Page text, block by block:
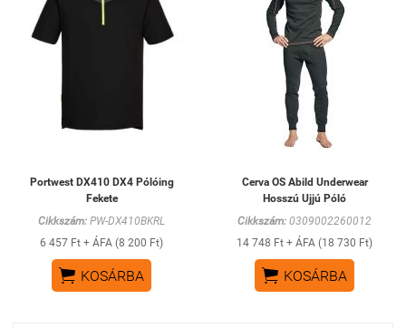
Portwest DX410 DX4 Pólóing
Fekete
Cikkszám: PW-DX410BKRL
6 457 Ft + ÁFA (8 200 Ft)
 KOSÁRBA
Cerva OS Abild Underwear
Hosszú Ujjú Póló
Cikkszám: 0309002260012
14 748 Ft + ÁFA (18 730 Ft)
 KOSÁRBA